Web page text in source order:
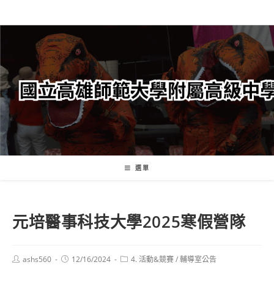
轉
要
內
容
選單
元培醫事科技大學2025寒假營隊
Postashs560
Post12/16/2024
Post4. 活動&競賽/輔導室公告